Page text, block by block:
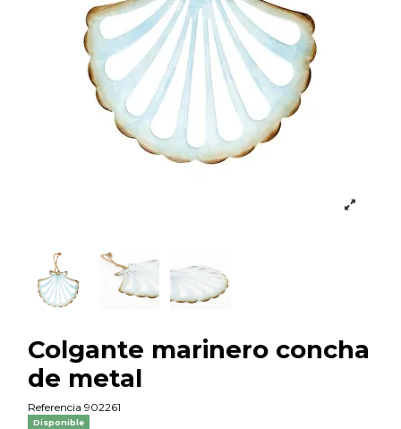
Colgante marinero concha
de metal
Referencia 902261
Disponible